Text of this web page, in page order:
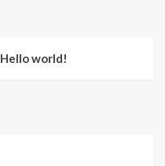
Hello world!